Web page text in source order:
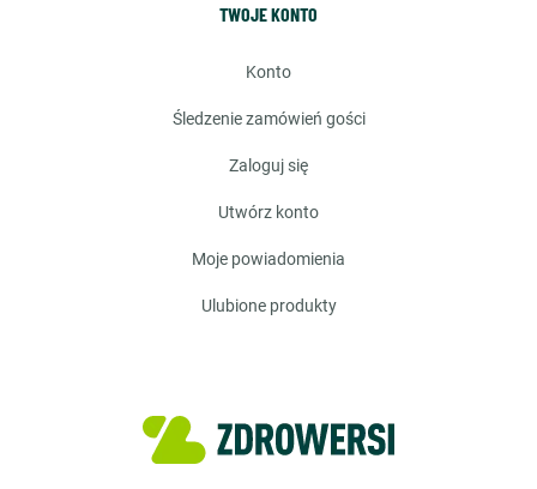
TWOJE KONTO
konto
śledzenie zamówień gości
zaloguj się
utwórz konto
moje powiadomienia
ulubione produkty